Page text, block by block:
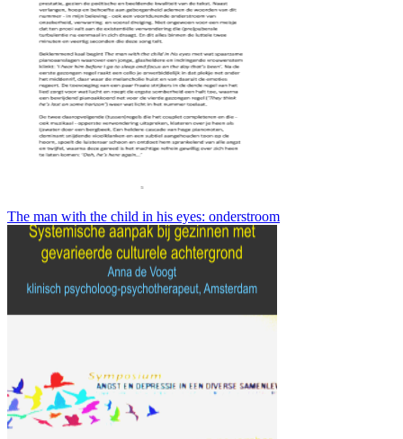
The man with the child in his eyes: onderstroom